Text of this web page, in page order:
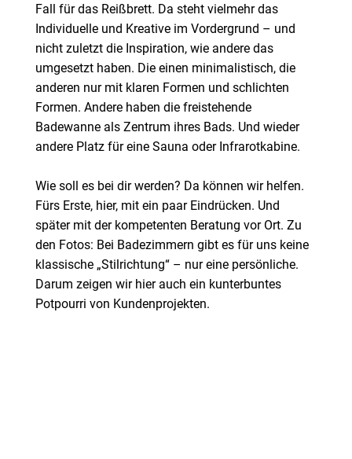
Fall für das Reißbrett. Da steht vielmehr das
Individuelle und Kreative im Vordergrund – und
nicht zuletzt die Inspiration, wie andere das
umgesetzt haben. Die einen minimalistisch, die
anderen nur mit klaren Formen und schlichten
Formen. Andere haben die freistehende
Badewanne als Zentrum ihres Bads. Und wieder
andere Platz für eine Sauna oder Infrarotkabine.
Wie soll es bei dir werden? Da können wir helfen.
Fürs Erste, hier, mit ein paar Eindrücken. Und
später mit der kompetenten Beratung vor Ort. Zu
den Fotos: Bei Badezimmern gibt es für uns keine
klassische „Stilrichtung“ – nur eine persönliche.
Darum zeigen wir hier auch ein kunterbuntes
Potpourri von Kundenprojekten.